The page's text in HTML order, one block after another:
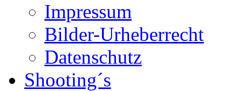
Impressum
Bilder-Urheberrecht
Datenschutz
Shooting´s